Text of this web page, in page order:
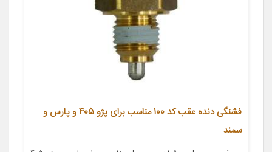
فشنگی دنده عقب کد 100 مناسب برای پژو 405 و پارس و
سمند